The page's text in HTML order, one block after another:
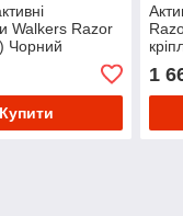
Walkers Razor
Чорний
Купити
1